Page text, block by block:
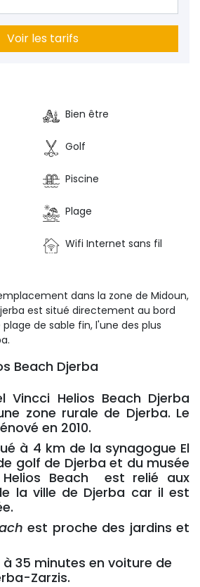
Voir les tarifs
Bien être
Golf
Piscine
Plage
Wifi Internet sans fil
dans la zone de Midoun,
est situé directement au bord
de sable fin, l'une des plus
Beach Djerba
Vincci Helios Beach Djerba
zone rurale de Djerba. Le
en 2010.
à 4 km de la synagogue El
golf de Djerba et du musée
Helios Beach est relié aux
la ville de Djerba car il est
est proche des jardins et
35 minutes en voiture de
Zarzis.